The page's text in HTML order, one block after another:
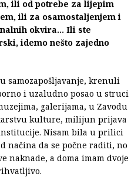
ili od potrebe za lijepim
ili za osamostaljenjem i
okvira… Ili ste
idemo nešto zajedno
samozapošljavanje, krenuli
i uzaludno posao u struci
galerijama, u Zavodu
kulture, milijun prijava
Nisam bila u prilici
načina da se počne raditi, no
naknade, a doma imam dvoje